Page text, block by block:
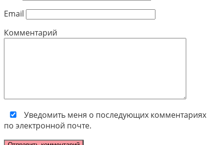
Email
Комментарий
Уведомить меня о последующих комментариях
по электронной почте.